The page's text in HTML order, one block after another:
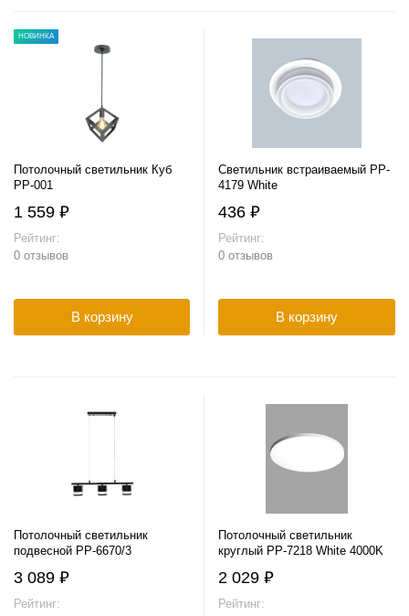
НОВИНКА
Потолочный светильник Куб
PP-001
1 559 ₽
Рейтинг:
0 отзывов
В корзину
Светильник встраиваемый PP-
4179 White
436 ₽
Рейтинг:
0 отзывов
В корзину
Потолочный светильник
подвесной PP-6670/3
3 089 ₽
Рейтинг:
Потолочный светильник
круглый PP-7218 White 4000K
2 029 ₽
Рейтинг: